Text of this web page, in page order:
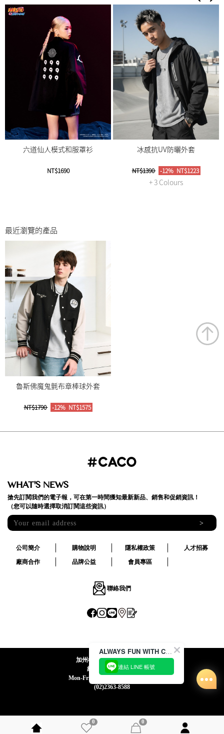
六道仙人模式和服罩衫
NT$1690
冰感抗UV防曬外套
NT$1390 -12% NT$1223
+ 3 Colours
最近瀏覽的產品
魯斯佛魔鬼氈布章棒球外套
NT$1790 -12% NT$1575
0 0
WHAT'S NEWS
搶先訂閱我們的電子報，可在第一時間獲知最新新品、銷售和促銷資訊！
（您可以隨時選擇取消訂閱這些資訊）
>
公司簡介 購物說明 隱私權政策
人才招募
廠商合作
品牌公益 會員專區
聯絡我們
加州椰子國際股份有限公司
統一編號:24492069
Mon-Fri 09:00-12:30 / 13:30-18:00
(02)2363-8588
ALWAYS FUN WITH CACO !
連結 LINE 帳號